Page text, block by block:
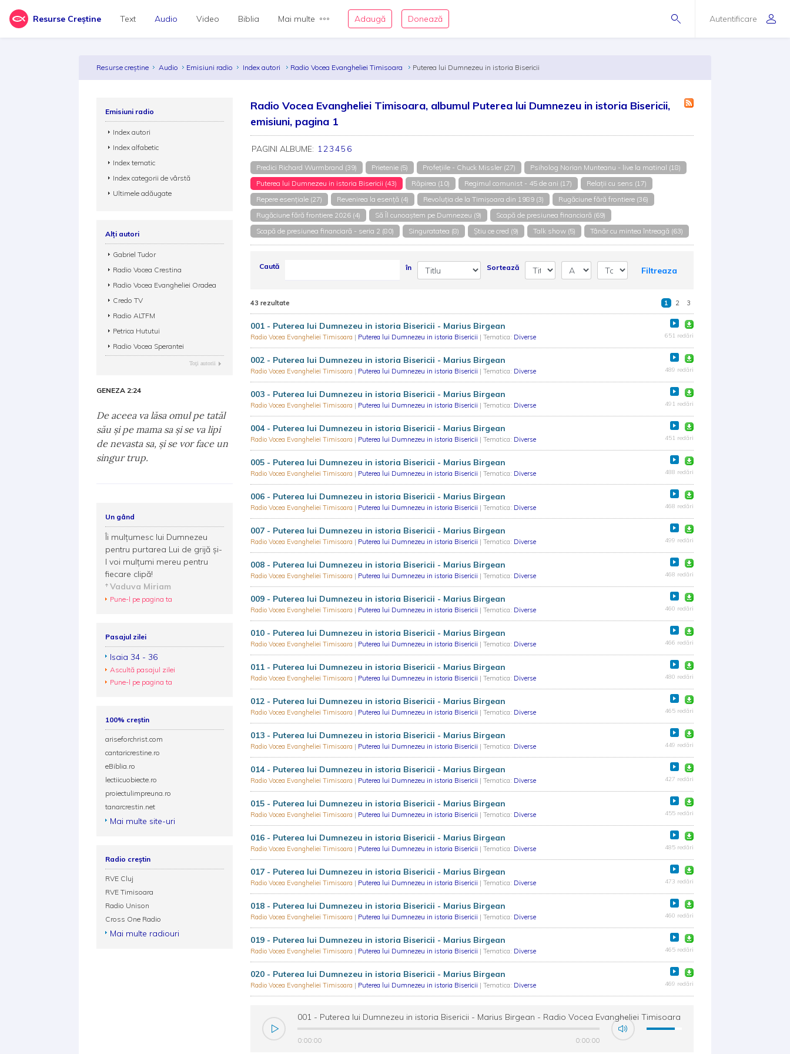
Resurse Creștine Autentificare
Text Audio Video Biblia Mai multe Adaugă Donează
Resurse creștine Audio Emisiuni radio Index autori Radio Vocea Evangheliei Timisoara Puterea lui Dumnezeu in istoria Bisericii
Radio Vocea Evangheliei Timisoara, albumul Puterea lui Dumnezeu in istoria Bisericii,
emisiuni, pagina 1
PAGINI ALBUME: 12345 6
Predici Richard Wurmbrand (39) Prietenie (5) Profețiile - Chuck Missler (27)
Psiholog Norian Munteanu - live la matinal (18)
Puterea lui Dumnezeu in istoria Bisericii (43)
Răpirea (10) Regimul comunist - 45 de ani (17)
Relații cu sens (17)
Repere esențiale (27)
Revenirea la esență (4) Revoluția de la Timișoara din 1989 (3)
Rugăciune fără frontiere (36)
Rugăciune fără frontiere 2026 (4)
Să Îl cunoaștem pe Dumnezeu (9)
Scapă de presiunea financiară (69)
Scapă de presiunea financiară - seria 2 (80)
Singuratatea (8) Știu ce cred (9) Talk show (5) Tânăr cu mintea întreagă (63)
Caută în Sortează Filtreaza
43 rezultate 1 2 3
001 - Puterea lui Dumnezeu in istoria Bisericii - Marius Birgean
Radio Vocea Evangheliei Timisoara | Puterea lui Dumnezeu in istoria Bisericii | Tematica: Diverse 651 redări
002 - Puterea lui Dumnezeu in istoria Bisericii - Marius Birgean
Radio Vocea Evangheliei Timisoara | Puterea lui Dumnezeu in istoria Bisericii | Tematica: Diverse 489 redări
003 - Puterea lui Dumnezeu in istoria Bisericii - Marius Birgean
Radio Vocea Evangheliei Timisoara | Puterea lui Dumnezeu in istoria Bisericii | Tematica: Diverse 491 redări
004 - Puterea lui Dumnezeu in istoria Bisericii - Marius Birgean
Radio Vocea Evangheliei Timisoara | Puterea lui Dumnezeu in istoria Bisericii | Tematica: Diverse 451 redări
005 - Puterea lui Dumnezeu in istoria Bisericii - Marius Birgean
Radio Vocea Evangheliei Timisoara | Puterea lui Dumnezeu in istoria Bisericii | Tematica: Diverse 488 redări
006 - Puterea lui Dumnezeu in istoria Bisericii - Marius Birgean
Radio Vocea Evangheliei Timisoara | Puterea lui Dumnezeu in istoria Bisericii | Tematica: Diverse 468 redări
007 - Puterea lui Dumnezeu in istoria Bisericii - Marius Birgean
Radio Vocea Evangheliei Timisoara | Puterea lui Dumnezeu in istoria Bisericii | Tematica: Diverse 499 redări
008 - Puterea lui Dumnezeu in istoria Bisericii - Marius Birgean
Radio Vocea Evangheliei Timisoara | Puterea lui Dumnezeu in istoria Bisericii | Tematica: Diverse 468 redări
009 - Puterea lui Dumnezeu in istoria Bisericii - Marius Birgean
Radio Vocea Evangheliei Timisoara | Puterea lui Dumnezeu in istoria Bisericii | Tematica: Diverse 460 redări
010 - Puterea lui Dumnezeu in istoria Bisericii - Marius Birgean
Radio Vocea Evangheliei Timisoara | Puterea lui Dumnezeu in istoria Bisericii | Tematica: Diverse 466 redări
011 - Puterea lui Dumnezeu in istoria Bisericii - Marius Birgean
Radio Vocea Evangheliei Timisoara | Puterea lui Dumnezeu in istoria Bisericii | Tematica: Diverse 480 redări
012 - Puterea lui Dumnezeu in istoria Bisericii - Marius Birgean
Radio Vocea Evangheliei Timisoara | Puterea lui Dumnezeu in istoria Bisericii | Tematica: Diverse 465 redări
013 - Puterea lui Dumnezeu in istoria Bisericii - Marius Birgean
Radio Vocea Evangheliei Timisoara | Puterea lui Dumnezeu in istoria Bisericii | Tematica: Diverse 449 redări
014 - Puterea lui Dumnezeu in istoria Bisericii - Marius Birgean
Radio Vocea Evangheliei Timisoara | Puterea lui Dumnezeu in istoria Bisericii | Tematica: Diverse 427 redări
015 - Puterea lui Dumnezeu in istoria Bisericii - Marius Birgean
Radio Vocea Evangheliei Timisoara | Puterea lui Dumnezeu in istoria Bisericii | Tematica: Diverse 455 redări
016 - Puterea lui Dumnezeu in istoria Bisericii - Marius Birgean
Radio Vocea Evangheliei Timisoara | Puterea lui Dumnezeu in istoria Bisericii | Tematica: Diverse 485 redări
017 - Puterea lui Dumnezeu in istoria Bisericii - Marius Birgean
Radio Vocea Evangheliei Timisoara | Puterea lui Dumnezeu in istoria Bisericii | Tematica: Diverse 473 redări
018 - Puterea lui Dumnezeu in istoria Bisericii - Marius Birgean
Radio Vocea Evangheliei Timisoara | Puterea lui Dumnezeu in istoria Bisericii | Tematica: Diverse 460 redări
019 - Puterea lui Dumnezeu in istoria Bisericii - Marius Birgean
Radio Vocea Evangheliei Timisoara | Puterea lui Dumnezeu in istoria Bisericii | Tematica: Diverse 465 redări
020 - Puterea lui Dumnezeu in istoria Bisericii - Marius Birgean
Radio Vocea Evangheliei Timisoara | Puterea lui Dumnezeu in istoria Bisericii | Tematica: Diverse 469 redări
001 - Puterea lui Dumnezeu in istoria Bisericii - Marius Birgean - Radio Vocea Evangheliei Timisoara
0:00:00 0:00:00
Emisiuni radio
Index autori
Index alfabetic
Index tematic
Index categorii de vârstă
Ultimele adăugate
Alți autori
Gabriel Tudor
Radio Vocea Crestina
Radio Vocea Evangheliei Oradea
Credo TV
Radio ALTFM
Petrica Hututui
Radio Vocea Sperantei
Toţi autorii
GENEZA 2:24
De aceea va lăsa omul pe tatăl
său şi pe mama sa şi se va lipi
de nevasta sa, şi se vor face un
singur trup.
Un gând
Îi mulţumesc lui Dumnezeu
pentru purtarea Lui de grijă şi-
I voi mulţumi mereu pentru
fiecare clipă!
Vaduva Miriam
Pune-l pe pagina ta
Pasajul zilei
Isaia 34 - 36
Ascultă pasajul zilei
Pune-l pe pagina ta
100% creștin
ariseforchrist.com
cantaricrestine.ro
eBiblia.ro
lectiicuobiecte.ro
proiectulimpreuna.ro
tanarcrestin.net
Mai multe site-uri
Radio creștin
RVE Cluj
RVE Timisoara
Radio Unison
Cross One Radio
Mai multe radiouri